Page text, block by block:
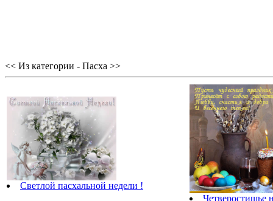
<< Из категории - Пасха >>
Светлой пасхальной недели !
Четверостишье